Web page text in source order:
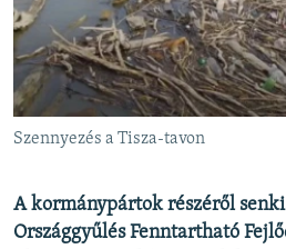
EURÓPAI UNIÓ
VILÁG
KLÍMAVÁLTOZÁS
A MÚLT TANULSÁGAI
KÖVESSEN MINKET!
Szennyezés a Tisza-tavon
A kormánypártok részéről
Országgyűlés Fenntartható